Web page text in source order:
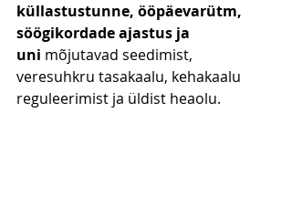
küllastustunne, ööpäevarütm,
söögikordade ajastus ja
uni mõjutavad seedimist,
veresuhkru tasakaalu, kehakaalu
reguleerimist ja üldist heaolu.